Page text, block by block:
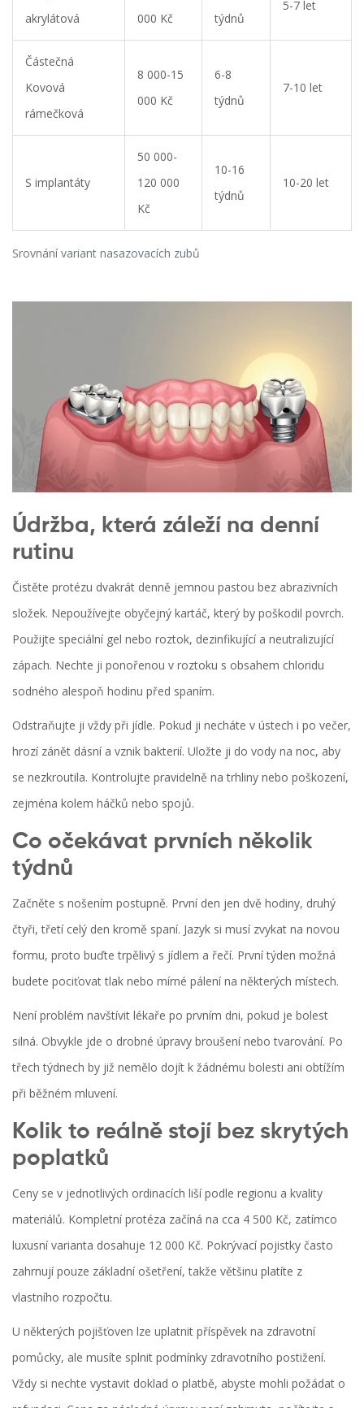
Srovnání variant nasazovacích zubů
akrylátová
000 Kč
týdnů
5-7 let
Částečná
Kovová
rámečková
8 000-15
000 Kč
6-8
týdnů
7-10 let
S implantáty
50 000-
120 000
Kč
10-16
týdnů
10-20 let
Údržba, která záleží na denní
rutinu
Čistěte protézu dvakrát denně jemnou pastou bez abrazivních
složek. Nepoužívejte obyčejný kartáč, který by poškodil povrch.
Použijte speciální gel nebo roztok, dezinfikující a neutralizující
zápach. Nechte ji ponořenou v roztoku s obsahem chloridu
sodného alespoň hodinu před spaním.
Odstraňujte ji vždy při jídle. Pokud ji necháte v ústech i po večer,
hrozí zánět dásní a vznik bakterií. Uložte ji do vody na noc, aby
se nezkroutila. Kontrolujte pravidelně na trhliny nebo poškození,
zejména kolem háčků nebo spojů.
Co očekávat prvních několik
týdnů
Začněte s nošením postupně. První den jen dvě hodiny, druhý
čtyři, třetí celý den kromě spaní. Jazyk si musí zvykat na novou
formu, proto buďte trpělivý s jídlem a řečí. První týden možná
budete pociťovat tlak nebo mírné pálení na některých místech.
Není problém navštívit lékaře po prvním dni, pokud je bolest
silná. Obvykle jde o drobné úpravy broušení nebo tvarování. Po
třech týdnech by již nemělo dojít k žádnému bolesti ani obtížím
při běžném mluvení.
Kolik to reálně stojí bez skrytých
poplatků
Ceny se v jednotlivých ordinacích liší podle regionu a kvality
materiálů. Kompletní protéza začíná na cca 4 500 Kč, zatímco
luxusní varianta dosahuje 12 000 Kč. Pokrývací pojistky často
zahrnují pouze základní ošetření, takže většinu platíte z
vlastního rozpočtu.
U některých pojišťoven lze uplatnit příspěvek na zdravotní
pomůcky, ale musíte splnit podmínky zdravotního postižení.
Vždy si nechte vystavit doklad o platbě, abyste mohli požádat o